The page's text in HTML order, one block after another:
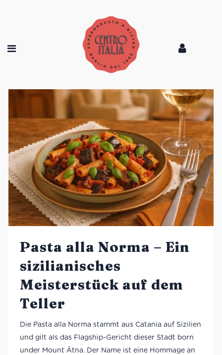
Pasta alla Norma – Ein
sizilianisches
Meisterstück auf dem
Teller
Die Pasta alla Norma stammt aus Catania auf Sizilien
und gilt als das Flagship-Gericht dieser Stadt born
under Mount Ätna. Der Name ist eine Hommage an